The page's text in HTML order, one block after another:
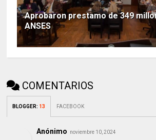
Aprobaron prestamo de 349
ANSES
COMENTARIOS
BLOGGER: 13 FACEBOOK
Anónimo noviembre 10, 2024